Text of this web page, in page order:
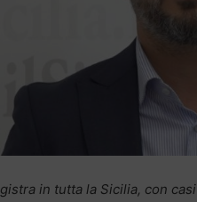
in tutta la Sicilia, con